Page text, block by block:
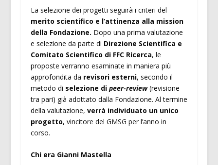
La selezione dei progetti seguirà i criteri del
merito scientifico e l’attinenza alla mission
della Fondazione. Dopo una prima valutazione
e selezione da parte di Direzione Scientifica e
Comitato Scientifico di FFC Ricerca, le
proposte verranno esaminate in maniera più
approfondita da revisori esterni, secondo il
metodo di selezione di peer-review(revisione
tra pari) già adottato dalla Fondazione. Al termine
della valutazione, verrà individuato un unico
progetto, vincitore del GMSG per l’anno in
corso.
Chi era Gianni Mastella